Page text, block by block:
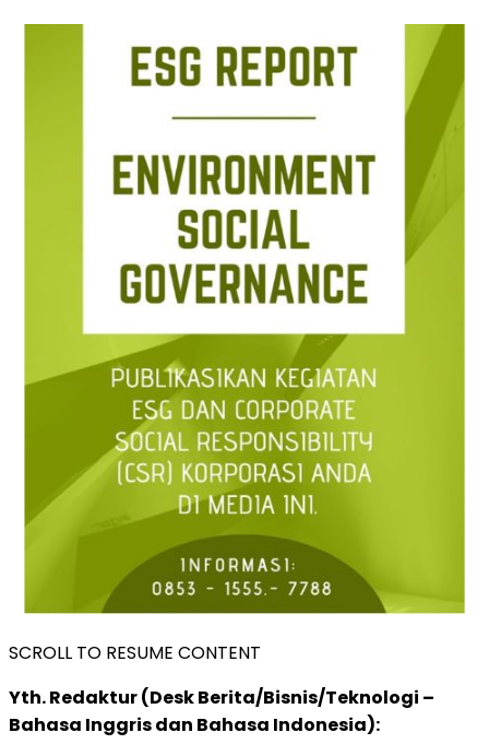
SCROLL TO RESUME CONTENT
Yth. Redaktur (Desk Berita/Bisnis/Teknologi –
Bahasa Inggris dan Bahasa Indonesia):